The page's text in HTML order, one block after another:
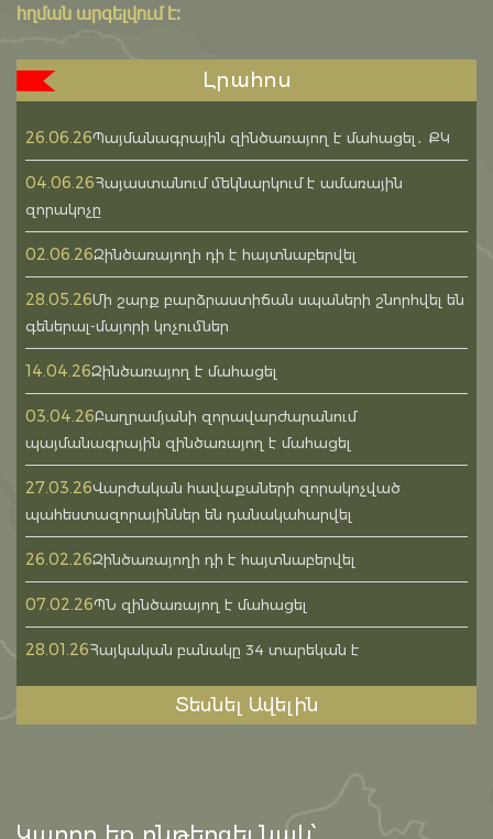
հղման արգելվում է:
Լրահոս
26.06.26Պայմանագրային զինծառայող է մահացել․ ՔԿ
04.06.26Հայաստանում մեկնարկում է ամառային
զորակոչը
02.06.26Զինծառայողի դի է հայտնաբերվել
28.05.26Մի շարք բարձրաստիճան սպաների շնորհվել են
գեներալ-մայորի կոչումներ
14.04.26Զինծառայող է մահացել
03.04.26Բաղրամյանի զորավարժարանում
պայմանագրային զինծառայող է մահացել
27.03.26Վարժական հավաքաների զորակոչված
պահեստազորայիններ են դանակահարվել
26.02.26Զինծառայողի դի է հայտնաբերվել
07.02.26ՊՆ զինծառայող է մահացել
28.01.26Հայկական բանակը 34 տարեկան է
Տեսնել Ավելին